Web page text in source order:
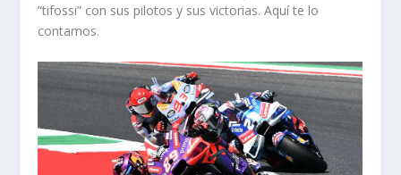
“tifossi” con sus pilotos y sus victorias. Aquí te lo
contamos.